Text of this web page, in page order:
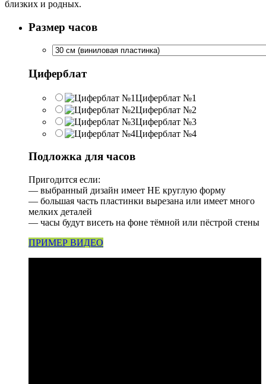
близких и родных.
Размер часов
Циферблат
Циферблат №1
Циферблат №2
Циферблат №3
Циферблат №4
Подложка для часов
Пригодится если:
— выбранный дизайн имеет НЕ круглую форму
— большая часть пластинки вырезана или имеет много
мелких деталей
— часы будут висеть на фоне тёмной или пёстрой стены
ПРИМЕР ВИДЕО